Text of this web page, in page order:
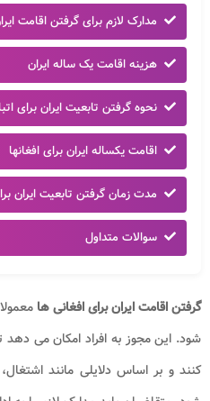
مدارک لازم برای گرفتن اقامت
هزینه اقامت یک ساله ایران
نحوه گرفتن تابعیت ایران برای
اقامت یکساله ایران برای افغانها
مدت زمان گرفتن تابعیت ایران
سوالات متداول
گرفتن اقامت ایران برای افغانی ها
شود. این مجوز به افراد امکان می دهد
کنند و بر اساس دلایلی مانند